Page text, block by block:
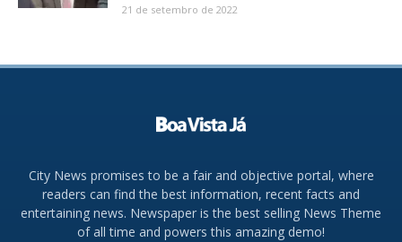
21 de setembro de 2022
City News promises to be a fair and objective portal, where
readers can find the best information, recent facts and
entertaining news. Newspaper is the best selling News Theme
of all time and powers this amazing demo!